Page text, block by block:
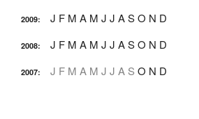
2009: J F M A M J J ASO N D
2008: J F M A M J J ASO N D
2007: J F M A M J J A S O N D